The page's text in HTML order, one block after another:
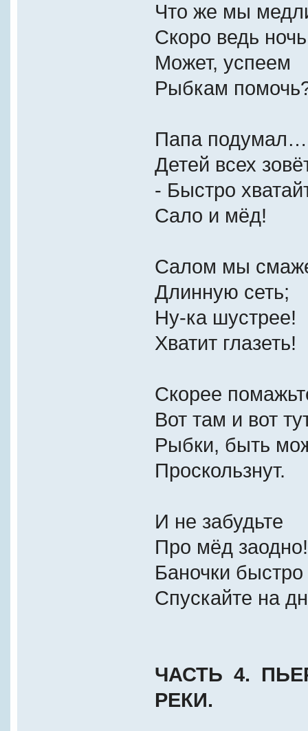
Что же мы
Скоро ведь
Может, успеем
Рыбкам
Папа подумал…
Детей всех
- Быстро
Сало и мёд!
Салом мы
Длинную сеть;
Ну-ка шустрее!
Хватит глазеть!
Скорее
Вот там и вот
Рыбки, быть
Проскользнут.
И не забудьте
Про мёд заодно!
Баночки быстро
Спускайте на
ЧАСТЬ 4.
РЕКИ.